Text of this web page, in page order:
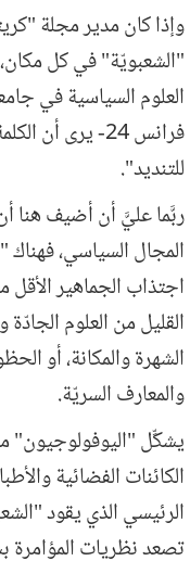
وإذا كان مدير مجلة
"الشعبويّة" في كل
العلوم السياسية في
فرانس 24- يرى
للتنديد".
ربَّما عليَّ أن أضيف هنا
المجال السياسي، فهناك
اجتذاب الجماهير الأقل
القليل من العلوم
الشهرة والمكانة، أو
والمعارف السريّة.
يشكِّل "اليوفولوجيون"
الكائنات الفضائية
الرئيسي الذي يقود
تصعد نظريات